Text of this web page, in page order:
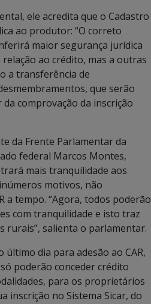
ele acredita que o Cadastro
ao produtor: “O correto
maior segurança jurídica
ao crédito, mas a outras
a transferência de
que serão
comprovação da inscrição
da Frente Parlamentar da
federal Marcos Montes,
mais tranquilidade aos
motivos, não
a tempo. “Agora, todos poderão
com tranquilidade e isto traz
rurais”, salienta o parlamentar.
último dia para adesão ao CAR,
poderão conceder crédito
para os proprietários
inscrição no Sistema Sicar, do